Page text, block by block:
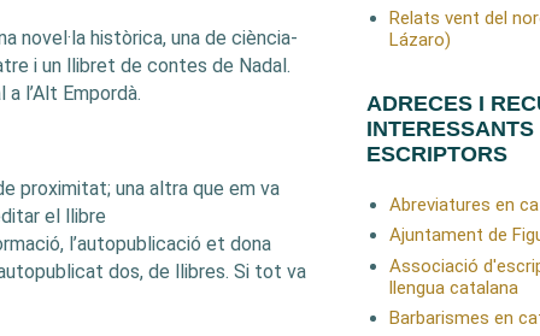
novel·la històrica, una de ciència-
i un llibret de contes de Nadal.
l’Alt Empordà.
proximitat; una altra que em va
el llibre
l’autopublicació et dona
dos, de llibres. Si tot va
Relats vent del
Lázaro)
ADRECES I
INTERESSANTS
ESCRIPTORS
Abreviatures en
Ajuntament de
Associació
llengua catalana
Barbarismes en